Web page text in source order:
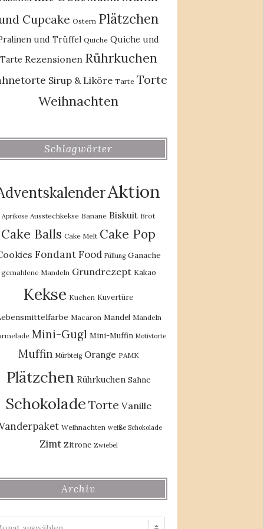
Cupcake Ostern Plätzchen
und Trüffel Quiche Quiche und
Tarte Rezensionen Rührkuchen
Sirup & Liköre Tarte Torte
Weihnachten
Schlagwörter
Aktion
Aprikose Ausstechkekse Banane Biskuit Brot
Cake Balls Cake Melt Cake Pop
Fondant Food Füllung Ganache
gemahlene Mandeln Grundrezept Kakao
Kekse Kuchen Kuvertüre
Macaron Mandel Mandeln
Mini-Gugl Mini-Muffin Motivtorte
Muffin Mürbteig Orange PAMK
Plätzchen Rührkuchen Sahne
Schokolade Torte Vanille
Weihnachten weiße Schokolade
Zimt Zitrone Zwiebel
Archiv